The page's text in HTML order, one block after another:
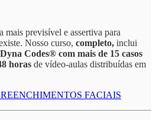
mais previsível e assertiva para
Nosso curso, completo, inclui
Dyna Codes® com mais de 15 casos
horas de vídeo-aulas distribuídas em
FACIAIS